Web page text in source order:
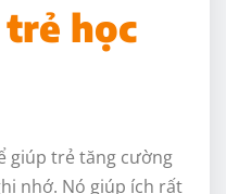
trẻ học
giúp trẻ tăng cường
nhớ. Nó giúp ích rất